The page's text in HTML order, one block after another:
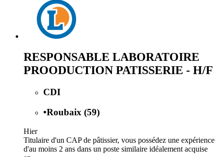
RESPONSABLE LABORATOIRE
PROODUCTION PATISSERIE - H/F
CDI
•Roubaix (59)
Hier
Titulaire d'un CAP de pâtissier, vous possédez une expérience
d'au moins 2 ans dans un poste similaire idéalement acquise